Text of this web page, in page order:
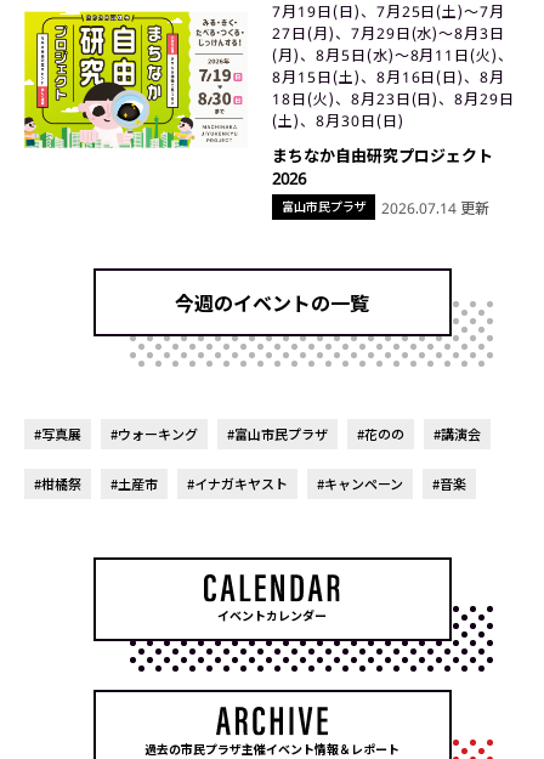
富山市民プラザ
7月19日(日)、7月25日(土)〜7月
27日(月)、7月29日(水)〜8月3日
(月)、8月5日(水)〜8月11日(火)、
8月15日(土)、8月16日(日)、8月
18日(火)、8月23日(日)、8月29日
(土)、8月30日(日)
まちなか自由研究プロジェクト
2026
2026.07.14 更新
今週のイベントの一覧
#写真展 #ウォーキング #富山市民プラザ #花のの #講演会
#柑橘祭 #土産市 #イナガキヤスト #キャンペーン #音楽
イベントカレンダー
過去の市民プラザ主催イベント情報＆レポート